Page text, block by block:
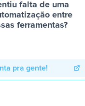
falta de uma
entre
ferramentas?
pra gente!